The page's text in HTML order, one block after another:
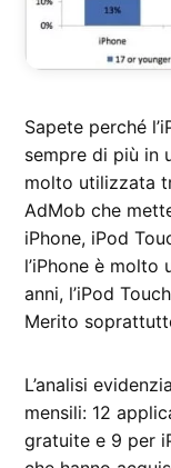
Sapete perché
sempre di più in
molto utilizzata
AdMob che
iPhone, iPod
l’iPhone è
anni, l’iPod
Merito
L’analisi
mensili: 12
gratuite e 9 per